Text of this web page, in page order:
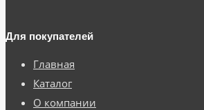
Для покупателей
Главная
Каталог
О компании